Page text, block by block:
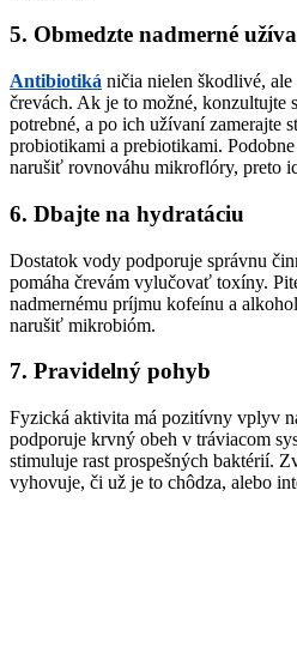
5. Obmedzte nadmerné
Antibiotiká ničia nielen škodlivé, ale
črevách. Ak je to možné, konzultujte
potrebné, a po ich užívaní zamerajte
probiotikami a prebiotikami.
narušiť rovnováhu mikroflóry, preto
6. Dbajte na hydratáciu
Dostatok vody podporuje správnu
pomáha črevám vylučovať toxíny.
nadmernému príjmu kofeínu a
narušiť mikrobióm.
7. Pravidelný pohyb
Fyzická aktivita má pozitívny vplyv
podporuje krvný obeh v tráviacom
stimuluje rast prospešných baktérií.
vyhovuje, či už je to chôdza, alebo